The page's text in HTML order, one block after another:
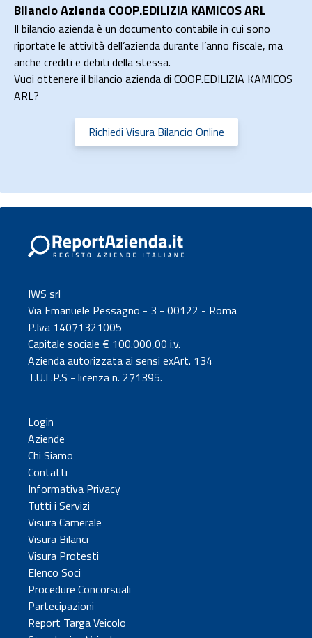
Bilancio Azienda COOP.EDILIZIA KAMICOS ARL
Il bilancio azienda è un documento contabile in cui sono
riportate le attività dell’azienda durante l’anno fiscale, ma
anche crediti e debiti della stessa.
Vuoi ottenere il bilancio azienda di COOP.EDILIZIA KAMICOS
ARL?
Richiedi Visura Bilancio Online
IWS srl
Via Emanuele Pessagno - 3 - 00122 - Roma
P.Iva 14071321005
Capitale sociale € 100.000,00 i.v.
Azienda autorizzata ai sensi exArt. 134
T.U.L.P.S - licenza n. 271395.
Login
Aziende
Chi Siamo
Contatti
Informativa Privacy
Tutti i Servizi
Visura Camerale
Visura Bilanci
Visura Protesti
Elenco Soci
Procedure Concorsuali
Partecipazioni
Report Targa Veicolo